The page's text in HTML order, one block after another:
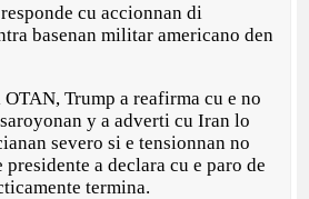
cu accionnan di
basenan militar americano den
Trump a reafirma cu e no
y a adverti cu Iran lo
severo si e tensionnan no
presidente a declara cu e paro de
termina.